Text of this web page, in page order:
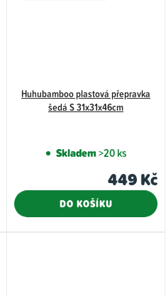
Huhubamboo plastová přepravka
šedá S 31x31x46cm
Skladem>20 ks
449 Kč
DO KOŠÍKU